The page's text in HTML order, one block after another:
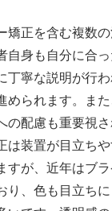
矯正を含む複数
自身も自分に合
寧な説明が行わ
められます。ま
の配慮も重要視さ
は装置が目立ち
すが、近年はブ
り、色も目立ち